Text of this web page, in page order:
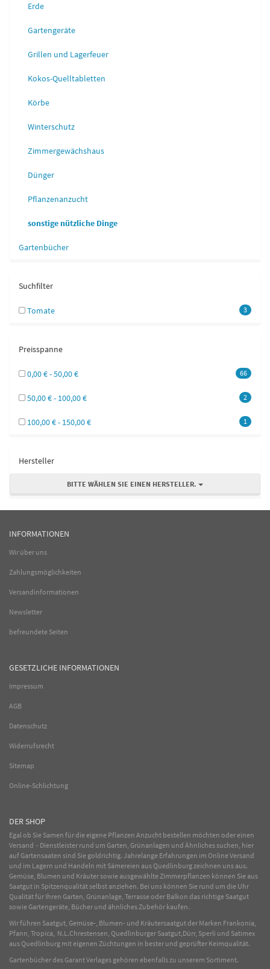
Erde
Gartengeräte
Grillen und Lagerfeuer
Kokos-Quelltabletten
Körbe
Winterschutz
Zimmergewächshaus
Dünger
Pflanzenanzucht
sonstige nützliche Dinge
Gartenbücher
Suchfilter
3
Tomate
Preisspanne
66
0,00 € - 50,00 €
2
50,00 € - 100,00 €
1
100,00 € - 150,00 €
Hersteller
BITTE WÄHLEN SIE EINEN HERSTELLER.
INFORMATIONEN
Wir über uns
Zahlungsmöglichkeiten
Versandinformationen
Newsletter
befreundete Seiten
GESETZLICHE INFORMATIONEN
Impressum
AGB
Datenschutz
Widerrufsrecht
Sitemap
Online-Schlichtung
DER SHOP
Egal ob Sie Samen für die eigene Pflanzen Anzucht bestellen möchten oder einen
Versand - Dienstleister rund um Garten, Grünanlagen und Ähnliches suchen, hier
auf Gartensaaten sind Sie goldrichtig. Jahrelange Erfahrungen im OnlineVersand
und im Lagern und Handeln mit Sämereien aus Quedlinburg zeichnen uns aus.
Gemüse, Blumen und Kräuter sowie ausgewählteZimmerpflanzen können Sie aus
Saatgut in Spitzenqualität selbst anziehen. Bei uns können Sie rund um die Uhr
Qualität für Ihren Garten, Grünanlage, Terrasse oder Balkon das richtige Saatgut
sowie Gartengeräte, Bücher und ähnliches Zubehör kaufen.
Wir führen Saatgut, Gemüse-, Blumen- und Kräutersaatgut der Marken Frankonia,
Pfann, Tropica, N.L.Chrestensen, Quedlinburger Saatgut,Dürr, Sperli und Satimex
aus Quedlinburg mit eigenen Züchtungen in bester und geprüfter Keimqualität.
Gartenbücher des Garant Verlages gehören ebenfalls zu unserem Sortiment.